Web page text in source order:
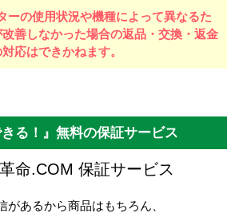
ーの使用状況や機種によって異なるた
善しなかった場合の返品・交換・返金
応はできかねます。
きる！』無料の保証サービス
保証サービス
があるから商品はもちろん、